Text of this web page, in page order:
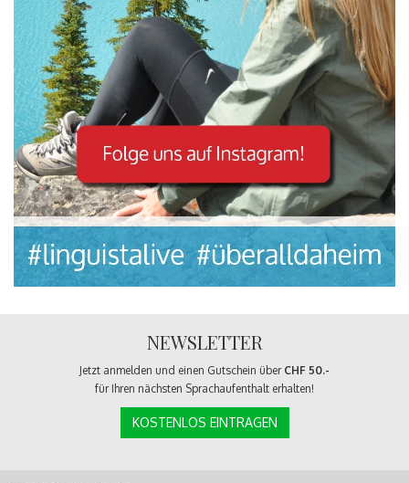
NEWSLETTER
Jetzt anmelden und einen Gutschein über CHF 50.-
für Ihren nächsten Sprachaufenthalt erhalten!
KOSTENLOS EINTRAGEN